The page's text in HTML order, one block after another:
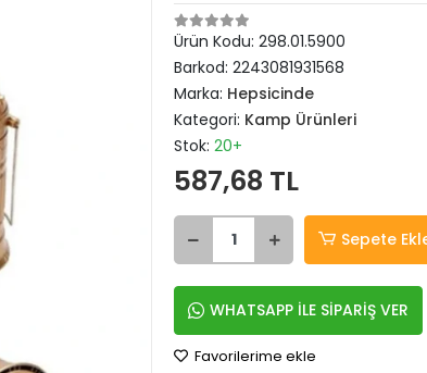
Ürün Kodu: 298.01.5900
Barkod: 2243081931568
Marka: Hepsicinde
Kategori: Kamp Ürünleri
Stok: 20+
587,68 TL
Sepete
WHATSAPP İLE SİPARİŞ VER
Favorilerime ekle